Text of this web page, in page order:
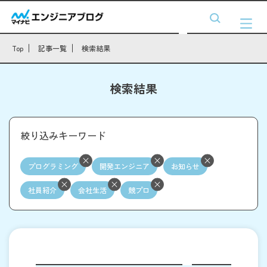
Top 記事一覧 検索結果
検索結果
絞り込みキーワード
プログラミング 開発エンジニア お知らせ
社員紹介 会社生活 競プロ